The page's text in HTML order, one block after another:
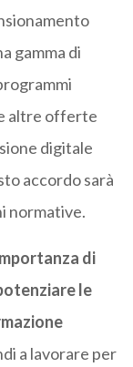
gamma di
altre offerte
digitale
accordo sarà
normative.
di
le
a lavorare per